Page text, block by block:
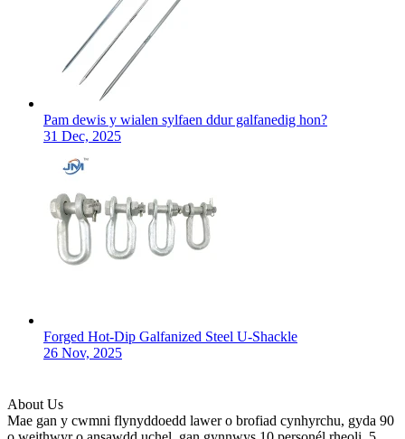
Pam dewis y wialen sylfaen ddur galfanedig hon?
31 Dec, 2025
Forged Hot-Dip Galfanized Steel U-Shackle
26 Nov, 2025
About Us
Mae gan y cwmni flynyddoedd lawer o brofiad cynhyrchu, gyda 90